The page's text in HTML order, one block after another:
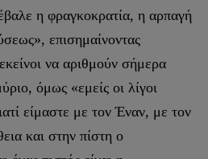
η φραγκοκρατία, η αρπαγή
επισημαίνοντας
να αριθμούν σήμερα
όμως «εμείς οι λίγοι
είμαστε με τον Έναν, με τον
και στην πίστη ο